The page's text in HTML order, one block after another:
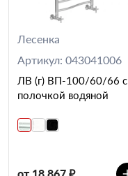
Лесенка
Артикул: 043041006
ЛВ (г) ВП-100/60/66 с
полочкой водяной
от 18 867 ₽